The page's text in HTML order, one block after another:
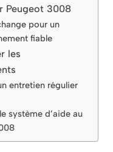
Peugeot 3008
pour un
fiable
les
entretien régulier
système d’aide au